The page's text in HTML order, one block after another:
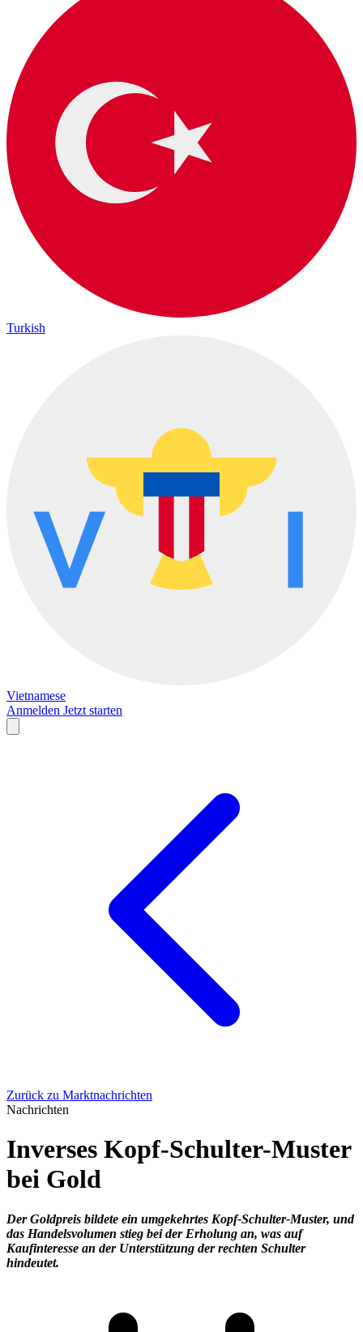
Turkish
Vietnamese
Anmelden Jetzt starten
Zurück zu Marktnachrichten
Nachrichten
Inverses Kopf-Schulter-Muster
bei Gold
Der Goldpreis bildete ein umgekehrtes Kopf-Schulter-Muster, und
das Handelsvolumen stieg bei der Erholung an, was auf
Kaufinteresse an der Unterstützung der rechten Schulter
hindeutet.